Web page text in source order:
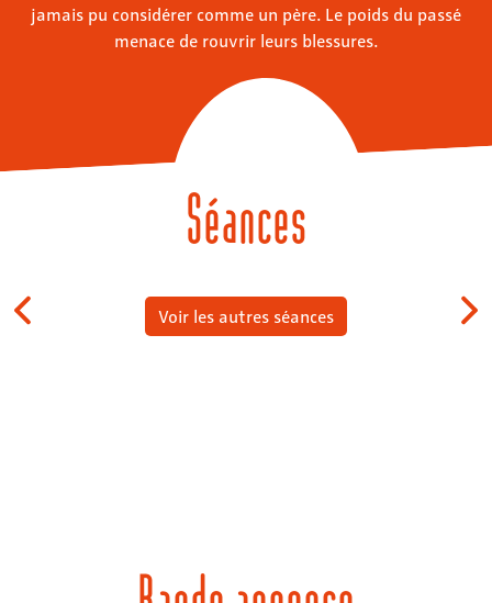
jamais pu considérer comme un père. Le poids du passé
menace de rouvrir leurs blessures.
Séances
Voir les autres séances